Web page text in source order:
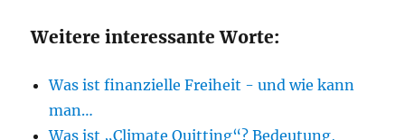
Weitere interessante Worte:
Was ist finanzielle Freiheit - und wie kann
man…
Was ist „Climate Quitting“? Bedeutung,